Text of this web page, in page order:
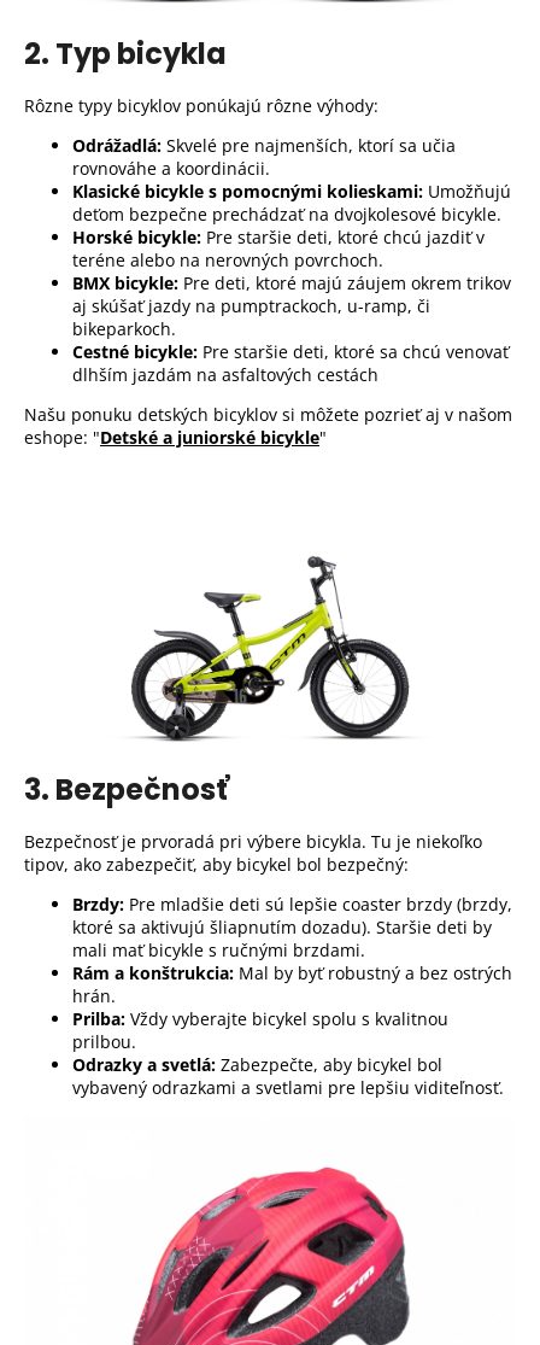
2. Typ bicykla
Rôzne typy bicyklov ponúkajú rôzne výhody:
Odrážadlá: Skvelé pre najmenších, ktorí sa učia
rovnováhe a koordinácii.
Klasické bicykle s pomocnými kolieskami: Umožňujú
deťom bezpečne prechádzať na dvojkolesové bicykle.
Horské bicykle: Pre staršie deti, ktoré chcú jazdiť v
teréne alebo na nerovných povrchoch.
BMX bicykle: Pre deti, ktoré majú záujem okrem trikov
aj skúšať jazdy na pumptrackoch, u-ramp, či
bikeparkoch.
Cestné bicykle: Pre staršie deti, ktoré sa chcú venovať
dlhším jazdám na asfaltových cestách
Našu ponuku detských bicyklov si môžete pozrieť aj v našom
eshope: "Detské a juniorské bicykle"
3. Bezpečnosť
Bezpečnosť je prvoradá pri výbere bicykla. Tu je niekoľko
tipov, ako zabezpečiť, aby bicykel bol bezpečný:
Brzdy: Pre mladšie deti sú lepšie coaster brzdy (brzdy,
ktoré sa aktivujú šliapnutím dozadu). Staršie deti by
mali mať bicykle s ručnými brzdami.
Rám a konštrukcia: Mal by byť robustný a bez ostrých
hrán.
Prilba: Vždy vyberajte bicykel spolu s kvalitnou
prilbou.
Odrazky a svetlá: Zabezpečte, aby bicykel bol
vybavený odrazkami a svetlami pre lepšiu viditeľnosť.